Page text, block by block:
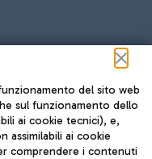
del sito web
sul funzionamento dello
ai cookie tecnici), e,
assimilabili ai cookie
comprendere i contenuti